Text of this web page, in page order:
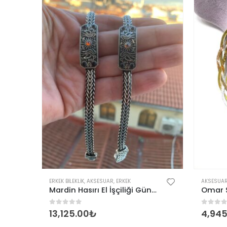
ERKEK BILEKLIK, AKSESUAR, ERKEK
Mardin Hasırı El İşçiliği Güneş Sembollü Gümüş Erkek Bileklik
0out of 5
13,125.00₺
AKSESUAR
0out